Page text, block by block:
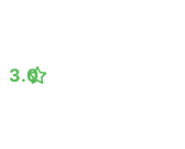
3.0